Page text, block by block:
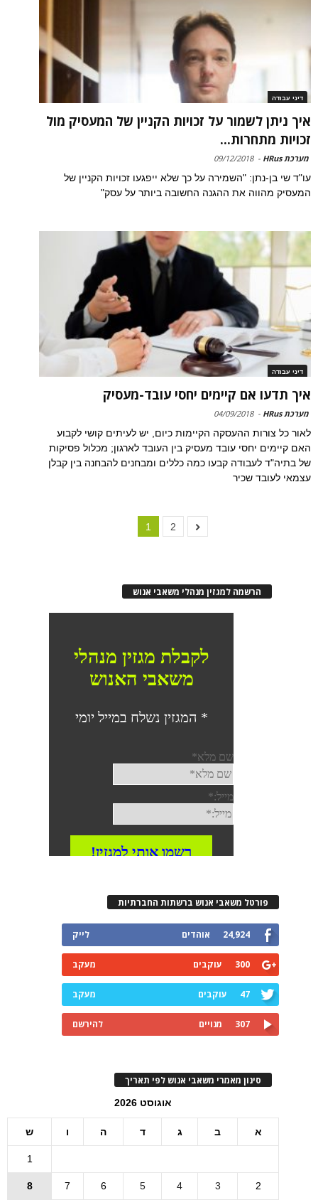
דיני עבודה
איך ניתן לשמור על זכויות הקניין של המעסיק מול
זכויות מתחרות...
מערכת HRus -
09/12/2018
עו"ד שי בן-נתן: "השמירה על כך שלא ייפגעו זכויות הקניין של
המעסיק מהווה את ההגנה החשובה ביותר על עסק"
דיני עבודה
איך תדעו אם קיימים יחסי עובד-מעסיק
מערכת HRus -
04/09/2018
לאור כל צורות ההעסקה הקיימות כיום, יש לעיתים קושי לקבוע
האם קיימים יחסי עובד מעסיק בין העובד לארגון; מכלול פסיקות
של בתיה"ד לעבודה קבעו כמה כללים ומבחנים להבחנה בין קבלן
עצמאי לעובד שכיר
1 2
הרשמה למגזין מנהלי משאבי אנוש
פורטל משאבי אנוש ברשתות החברתיות
24,924 אוהדים לייק
300 עוקבים מעקב
47 עוקבים מעקב
307 מנויים להירשם
סינון מאמרי משאבי אנוש לפי תאריך
אוגוסט 2026
א ב ג ד ה ו ש
1
2
3
4
5
6
7
8